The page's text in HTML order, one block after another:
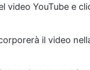
video YouTube e
il video